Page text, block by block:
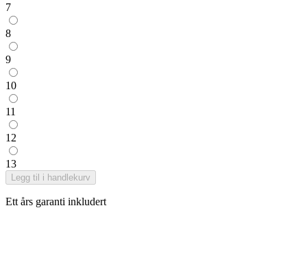
7
8
9
10
11
12
13
Legg til i handlekurv
Ett års garanti inkludert